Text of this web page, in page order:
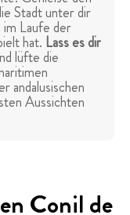
Stadt unter dir
im Laufe der
hat. Lass es dir
lüfte die
andalusischen
Aussichten
Conil de